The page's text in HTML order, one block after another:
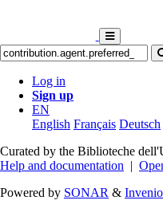
Log in
Sign up
EN
English Français Deutsch
Curated by the Biblioteche
Help and documentation |
Powered by SONAR & Invenio